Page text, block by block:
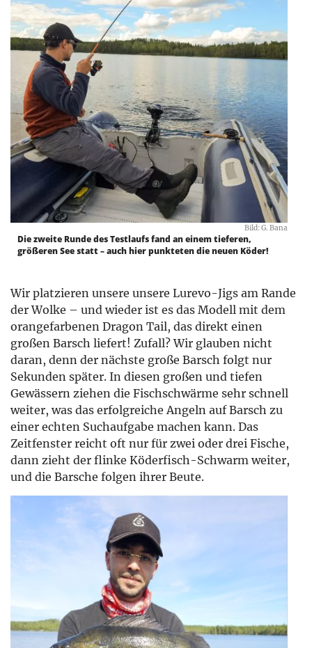
Bild: G. Bana
Die zweite Runde des Testlaufs fand an einem tieferen,
größeren See statt – auch hier punkteten die neuen Köder!
Wir platzieren unsere unsere Lurevo-Jigs am Rande
der Wolke – und wieder ist es das Modell mit dem
orangefarbenen Dragon Tail, das direkt einen
großen Barsch liefert! Zufall? Wir glauben nicht
daran, denn der nächste große Barsch folgt nur
Sekunden später. In diesen großen und tiefen
Gewässern ziehen die Fischschwärme sehr schnell
weiter, was das erfolgreiche Angeln auf Barsch zu
einer echten Suchaufgabe machen kann. Das
Zeitfenster reicht oft nur für zwei oder drei Fische,
dann zieht der flinke Köderfisch-Schwarm weiter,
und die Barsche folgen ihrer Beute.